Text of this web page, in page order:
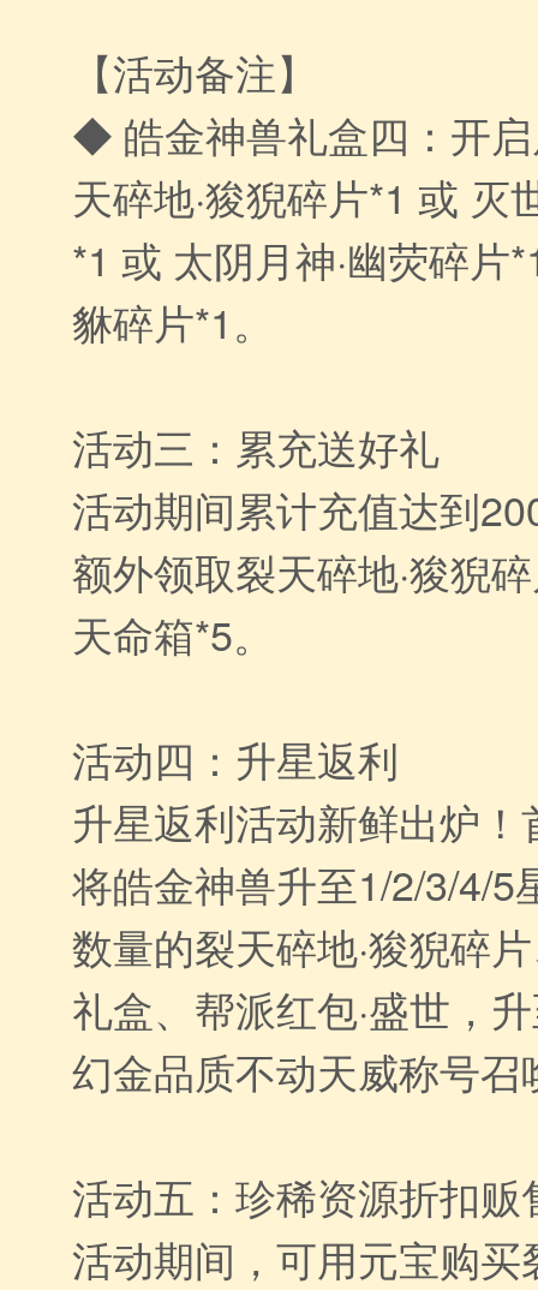
【活动备注】
◆ 皓金神兽礼盒四：开
天碎地·狻猊碎片*1 或 灭
*1 或 太阴月神·幽荧碎片
貅碎片*1。
活动三：累充送好礼
活动期间累计充值达到
额外领取裂天碎地·狻猊
天命箱*5。
活动四：升星返利
升星返利活动新鲜出炉
将皓金神兽升至1/2/3/4/5
数量的裂天碎地·狻猊碎
礼盒、帮派红包·盛世，
幻金品质不动天威称号召
活动五：珍稀资源折扣贩
活动期间，可用元宝购买